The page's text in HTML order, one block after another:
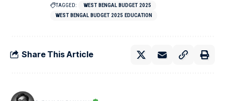
TAGGED:
WEST BENGAL BUDGET 2025
WEST BENGAL BUDGET 2025 EDUCATION
Share This Article